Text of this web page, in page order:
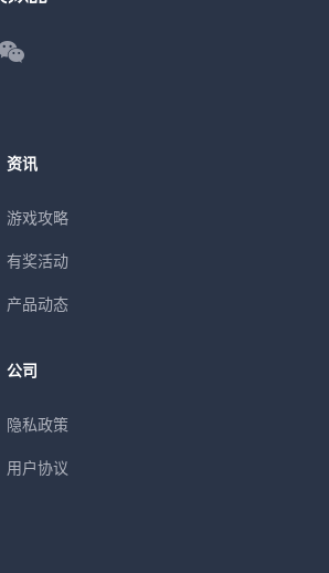
资讯
游戏攻略
有奖活动
产品动态
公司
隐私政策
用户协议